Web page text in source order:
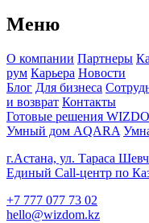
Меню
О компании Партнеры
рум Карьера Новости
Блог Для бизнеса
и возврат Контакты
Готовые решения
Умный дом AQARA
г.Астана, ул. Тараса
Единый Call-центр по
+7 777 077 73 02
hello@wizdom.kz